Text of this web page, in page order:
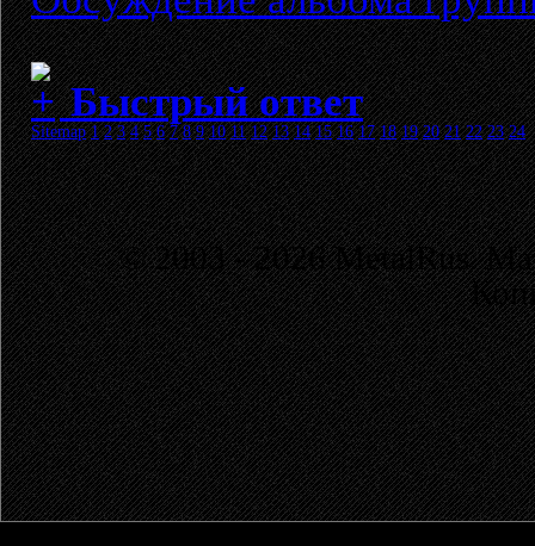
Быстрый ответ
Sitemap 1 2 3 4 5 6 7 8 9 10 11 12 13 14 15 16 17 18 19 20 21 22 23 24
© 2003 - 2026 MetalRus.